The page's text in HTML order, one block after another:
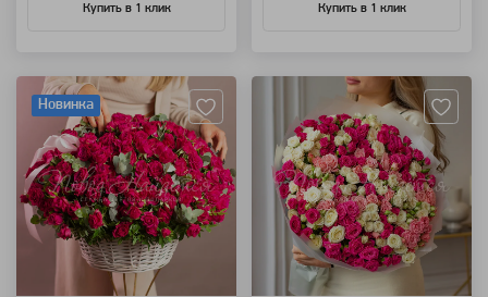
Купить в 1 клик Купить в 1 клик
Новинка